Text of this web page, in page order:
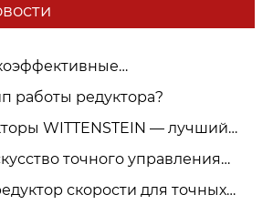
становятся стандартом для
оборудования
работы редуктора?
WITTENSTEIN — лучший
систем
точного управления
— от робототехнических
скорости для точных